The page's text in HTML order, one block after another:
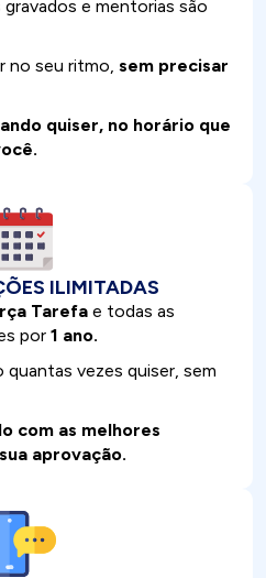
e mentorias são
no seu ritmo, sem precisar
quiser, no horário que
ILIMITADAS
Tarefa e todas as
por 1 ano.
vezes quiser, sem
com as melhores
aprovação.